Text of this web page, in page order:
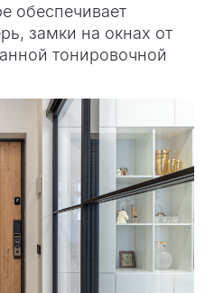
обеспечивает
замки на окнах от
тонировочной